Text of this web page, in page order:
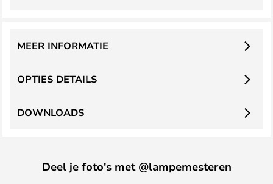
OPTIES DETAILS
MEER INFORMATIE
DOWNLOADS
Deel je foto's met @lampemesteren